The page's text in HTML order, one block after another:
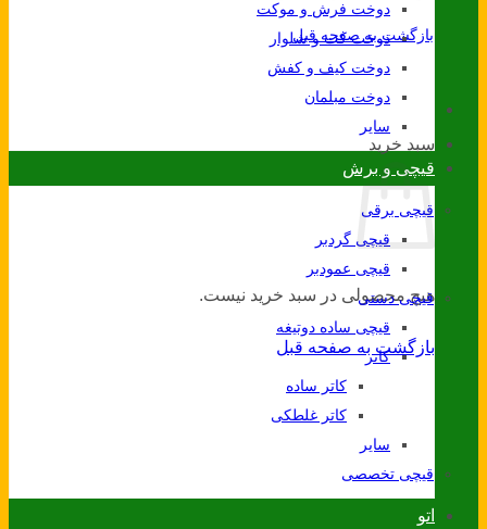
بازگشت به صفحه قبل
سبد خرید
هیچ محصولی در سبد خرید نیست.
بازگشت به صفحه قبل
دوخت فرش و موکت
دوخت کت و شلوار
دوخت کیف و کفش
دوخت مبلمان
سایر
قیچی و برش
قیچی برقی
قیچی گردبر
قیچی عمودبر
قیچی دستی
قیچی ساده دوتیغه
کاتر
کاتر ساده
کاتر غلطکی
سایر
قیچی تخصصی
اتو